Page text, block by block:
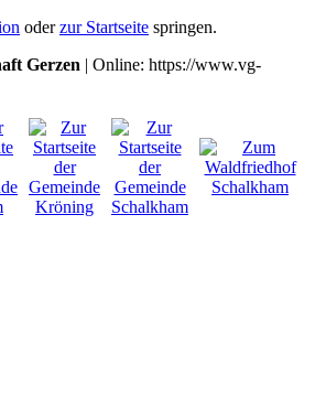
oderzur Startseite springen.
Gerzen | Online: https://www.vg-